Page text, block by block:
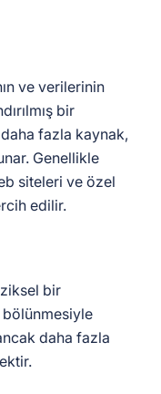
ve verilerinin
bir
fazla kaynak,
Genellikle
siteleri ve özel
edilir.
bir
bölünmesiyle
daha fazla